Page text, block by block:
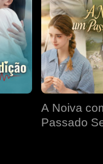
A Noiva
Passado